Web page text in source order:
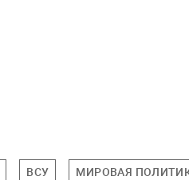
ВСУ МИРОВАЯ